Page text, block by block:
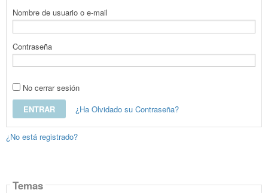
Nombre de usuario o e-mail
Contraseña
No cerrar sesión
¿Ha Olvidado su Contraseña?
¿No está registrado?
Temas